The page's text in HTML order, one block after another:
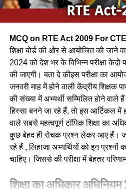
Ans-c
Q.2 निम्नलिखित में से कौन-सा पक्षी
घोंसला बनाता है ?
(a) फाख्ता
(b) शकरखोरा
(c) बया
(d) कलचिडी
Ans-b
Q.3 ग्रामीण क्षेत्रों में, गाय के गोबर में
MCQ on RTE Act 2009 For
शिक्षा बोर्ड की ओर से आयोजित की जाने
2024 को देश भर के विभिन्न परीक्षा
की जाएगी। बता दे कीइस परीक्षा का
जनवरी माह में होने वाली केंद्रीय शिक्षक
की संख्या में अभ्यर्थी सम्मिलित होने वाले
हिस्सा बनने जा रहे हैं, तो इस आर्टिकल में
वाले सबसे महत्वपूर्ण टॉपिक शिक्षा का
कुछ बेहद ही रोचक प्रश्न लेकर आए हैं। जो
रहे हैं , लिहाजा अभ्यर्थियों को इन प्रश्नों
चाहिए। जिससे की परीक्षा में बेहतर
शिक्षा का अधिकार